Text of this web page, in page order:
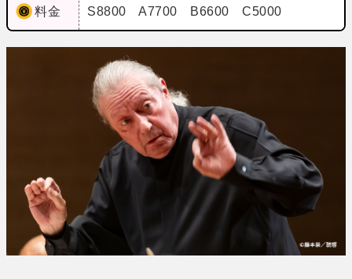
料金 S8800 A7700 B6600 C5000